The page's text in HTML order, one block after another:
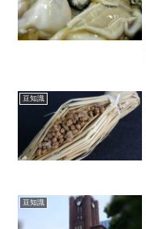
豆知識
豆知識